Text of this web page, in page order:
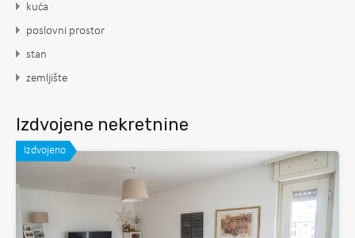
kuća
poslovni prostor
stan
zemljište
Izdvojene nekretnine
Izdvojeno